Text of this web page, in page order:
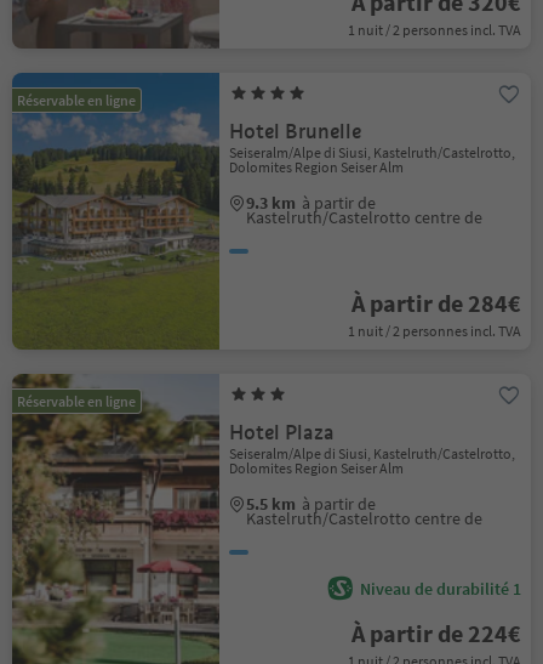
1 nuit / 2 personnes incl. TVA
Réservable en ligne
Hotel Brunelle
Seiseralm/Alpe di Siusi, Kastelruth/Castelrotto,
Dolomites Region Seiser Alm
9.3 km à partir de
Kastelruth/Castelrotto centre de
À partir de 284€
1 nuit / 2 personnes incl. TVA
Réservable en ligne
Hotel Plaza
Seiseralm/Alpe di Siusi, Kastelruth/Castelrotto,
Dolomites Region Seiser Alm
5.5 km à partir de
Kastelruth/Castelrotto centre de
Niveau de durabilité 1
À partir de 224€